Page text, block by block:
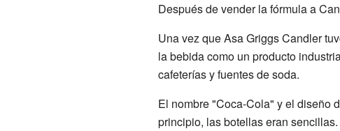
Después de vender la fórmula a
Una vez que Asa Griggs Candler
la bebida como un producto
cafeterías y fuentes de soda.
El nombre "Coca-Cola" y el diseño
principio, las botellas eran